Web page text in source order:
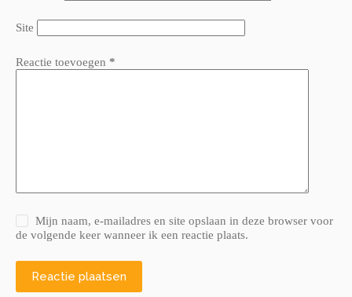
Site
Reactie toevoegen *
Mijn naam, e-mailadres en site opslaan in deze browser voor
de volgende keer wanneer ik een reactie plaats.
Reactie plaatsen